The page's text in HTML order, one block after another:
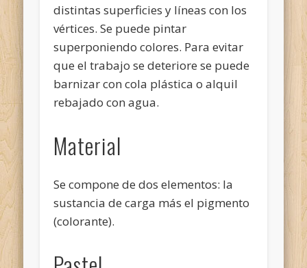
distintas superficies y líneas con los
vértices. Se puede pintar
superponiendo colores. Para evitar
que el trabajo se deteriore se puede
barnizar con cola plástica o alquil
rebajado con agua.
Material
Se compone de dos elementos: la
sustancia de carga más el pigmento
(colorante).